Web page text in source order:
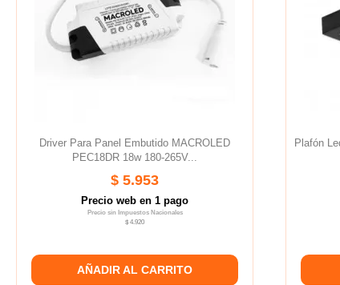
Driver Para Panel Embutido MACROLED
PEC18DR 18w 180-265V...
$ 5.953
Precio web en 1 pago
Precio sin Impuestos Nacionales
$ 4.920
AÑADIR AL CARRITO
Plafón